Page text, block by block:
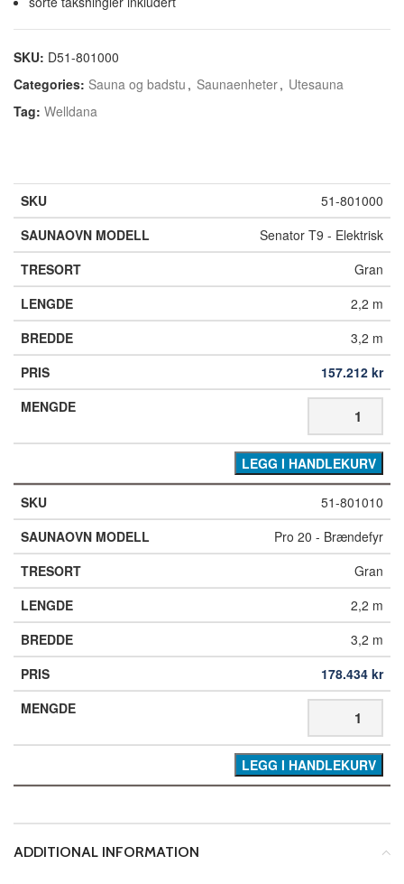
SKU: D51-801000
Categories: Sauna og badstu , Saunaenheter, Utesauna
Tag: Welldana
51-801000
Senator T9 - Elektrisk
Gran
2,2 m
3,2 m
157.212 kr
LEGG I HANDLEKURV
51-801010
Pro 20 - Brændefyr
Gran
2,2 m
3,2 m
178.434 kr
LEGG I HANDLEKURV
ADDITIONAL INFORMATION